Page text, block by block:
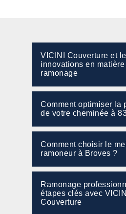
VICINI Couverture et
innovations en matière
ramonage
Comment optimiser la
de votre cheminée à
Comment choisir le
ramoneur à Broves ?
Ramonage
étapes clés avec VICINI
Couverture